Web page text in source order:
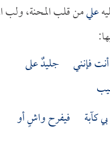
عليمن قلب المحنة، ولب
فإنني جليدٌ على
بي كآبة فيفرح واشٍ أو